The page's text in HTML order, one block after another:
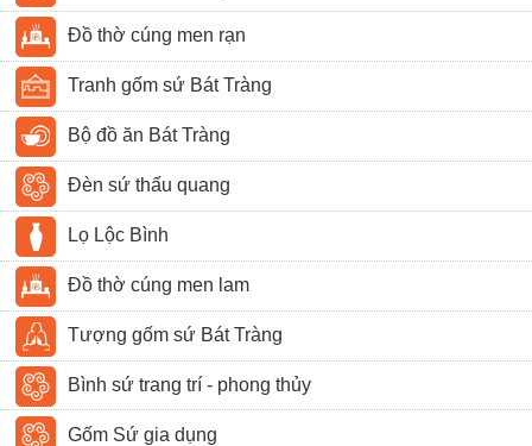
Đồ thờ cúng men rạn
Tranh gốm sứ Bát Tràng
Bộ đồ ăn Bát Tràng
Đèn sứ thấu quang
Lọ Lộc Bình
Đồ thờ cúng men lam
Tượng gốm sứ Bát Tràng
Bình sứ trang trí - phong thủy
Gốm Sứ gia dụng